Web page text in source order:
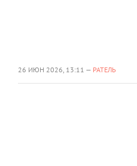
26 ИЮН 2026, 13:11 — РАТЕЛЬ